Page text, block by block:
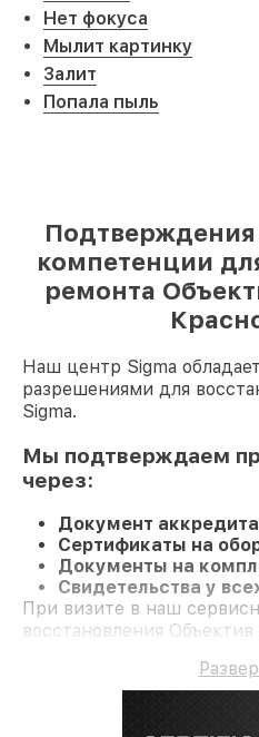
Нет фокуса
Мылит картинку
Залит
Попала пыль
компетенции
ремонта
Наш центр Sigma
разрешениями для
Sigma.
Мы подтверждаем
через:
Документ
Сертификаты на
Документы на
Свидетельства у
При визите в наш
восстановления Объектив
работы и комплектующие.